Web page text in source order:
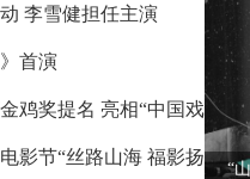
“
”李雪健担任主演
首演
鸡奖提名 亮相“中国戏
影节“丝路山海 福影扬